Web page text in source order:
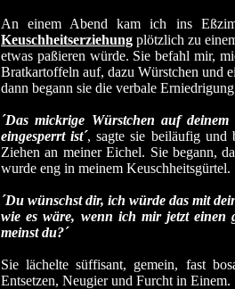
An einem Abend kam ich ins
Keuschheitserziehung plötzlich zu
etwas paßieren würde. Sie befahl mir,
Bratkartoffeln auf, dazu Würstchen und
dann begann sie die verbale
´Das mickrige Würstchen auf
eingesperrt ist´, sagte sie beiläufig und
Ziehen an meiner Eichel. Sie begann,
wurde eng in meinem Keuschheitsgürtel.
´Du wünschst dir, ich würde das mit
wie es wäre, wenn ich mir jetzt einen
meinst du?´
Sie lächelte süffisant, gemein, fast
Entsetzen, Neugier und Furcht in Einem.